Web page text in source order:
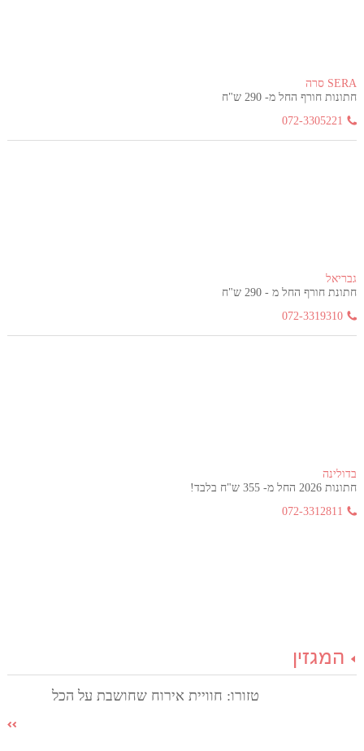
SERA סרה
חתונות חורף החל מ- 290 ש"ח
072-3305221
גבריאל
חתונת חורף החל מ - 290 ש"ח
072-3319310
בדולינה
חתונות 2026 החל מ- 355 ש"ח בלבד!
072-3312811
המגזין
טזורו: חוויית אירוח שחושבת על הכל